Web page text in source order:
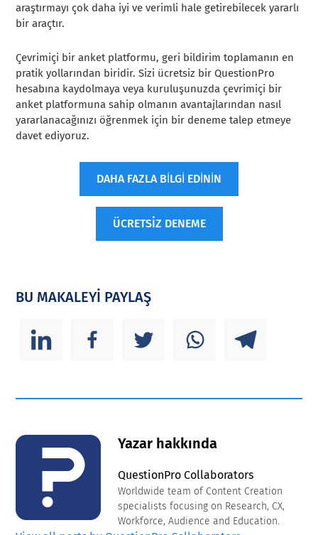
araştırmayı çok daha iyi ve verimli hale getirebilecek yararlı
bir araçtır.
Çevrimiçi bir anket platformu, geri bildirim toplamanın en
pratik yollarından biridir. Sizi ücretsiz bir QuestionPro
hesabına kaydolmaya veya kuruluşunuzda çevrimiçi bir
anket platformuna sahip olmanın avantajlarından nasıl
yararlanacağınızı öğrenmek için bir deneme talep etmeye
davet ediyoruz.
DAHA FAZLA BİLGİ EDİNİN
ÜCRETSİZ DENEME
BU MAKALEYİ PAYLAŞ
Yazar hakkında
QuestionPro Collaborators
Worldwide team of Content Creation
specialists focusing on Research, CX,
Workforce, Audience and Education.